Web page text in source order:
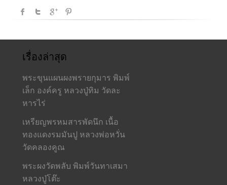
เรื่องล่าสุด
พระขุนแผนผงพรายกุมาร พิมพ์
เล็ก องค์ครู หลวงปู่ทิม วัดละ
หารไร่
เหรียญพรหมสารพัดนึก เนื้อ
ทองแดงรมมันปู หลวงพ่อหวั่น
วัดคลองคูณ
พระผงวัดพลับ พิมพ์วันทาเสมา
หลวงปู่โต๊ะ